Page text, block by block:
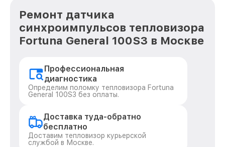
Ремонт датчика
синхроимпульсов тепловизора
Fortuna General 100S3 в Москве
Профессиональная
диагностика
Определим поломку тепловизора Fortuna
General 100S3 без оплаты.
Доставка туда-обратно
бесплатно
Доставим тепловизор курьерской
службой в Москве.